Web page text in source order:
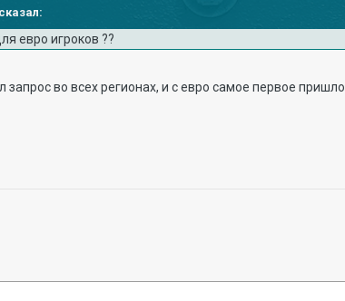
евро игроков ??
во всех регионах, и с евро самое первое пришло.